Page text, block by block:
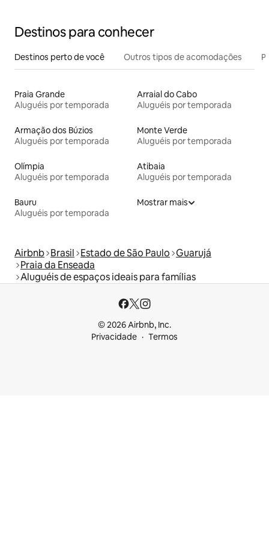
Destinos para conhecer
Destinos perto de você Outros tipos de acomodações
Praia Grande
Aluguéis por temporada
Arraial do Cabo
Aluguéis por temporada
Armação dos Búzios
Aluguéis por temporada
Monte Verde
Aluguéis por temporada
Olímpia
Aluguéis por temporada
Atibaia
Aluguéis por temporada
Bauru
Aluguéis por temporada
Mostrar mais
Airbnb Brasil Estado de São Paulo Guarujá
Praia da Enseada
Aluguéis de espaços ideais para famílias
© 2026 Airbnb, Inc.
Privacidade
Termos